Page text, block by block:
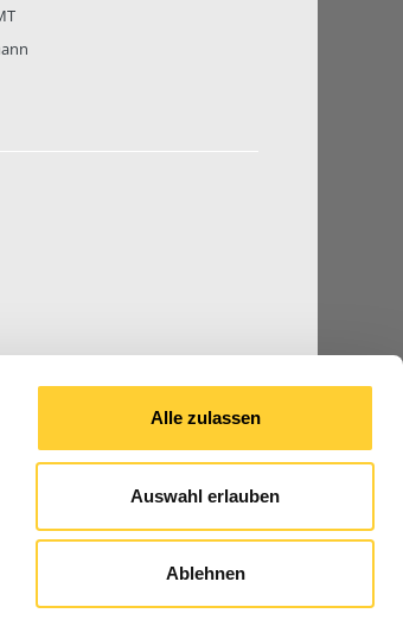
Alle zulassen
Auswahl erlauben
Ablehnen
BEITRÄGE GESAMT842.657
© 2026 Bauforum24.biz